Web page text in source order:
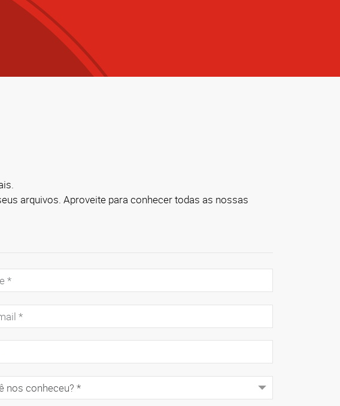
arquivos. Aproveite para conhecer todas as nossas